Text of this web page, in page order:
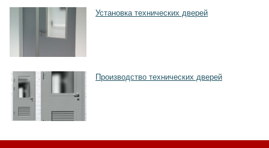
Установка технических дверей
Производство технических дверей